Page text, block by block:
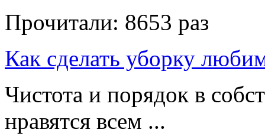
Прочитали: 8653 раз
Как сделать уборку
Чистота и порядок в
нравятся всем ...